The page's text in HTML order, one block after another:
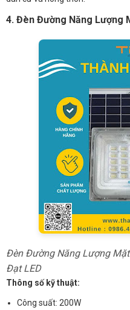
4. Đèn Đường Năng Lượng
Đèn Đường Năng Lượng
Đạt LED
Thông số kỹ thuật:
Công suất: 200W